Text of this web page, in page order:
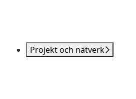
Projekt och nätverk